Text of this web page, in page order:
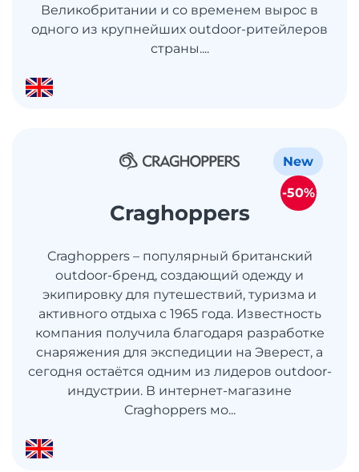
Великобритании и со временем вырос в
одного из крупнейших outdoor-ритейлеров
страны....
Craghoppers
Craghoppers – популярный британский
outdoor-бренд, создающий одежду и
экипировку для путешествий, туризма и
активного отдыха с 1965 года. Известность
компания получила благодаря разработке
снаряжения для экспедиции на Эверест, а
сегодня остаётся одним из лидеров outdoor-
индустрии. В интернет-магазине
Craghoppers мо...
New
-50%